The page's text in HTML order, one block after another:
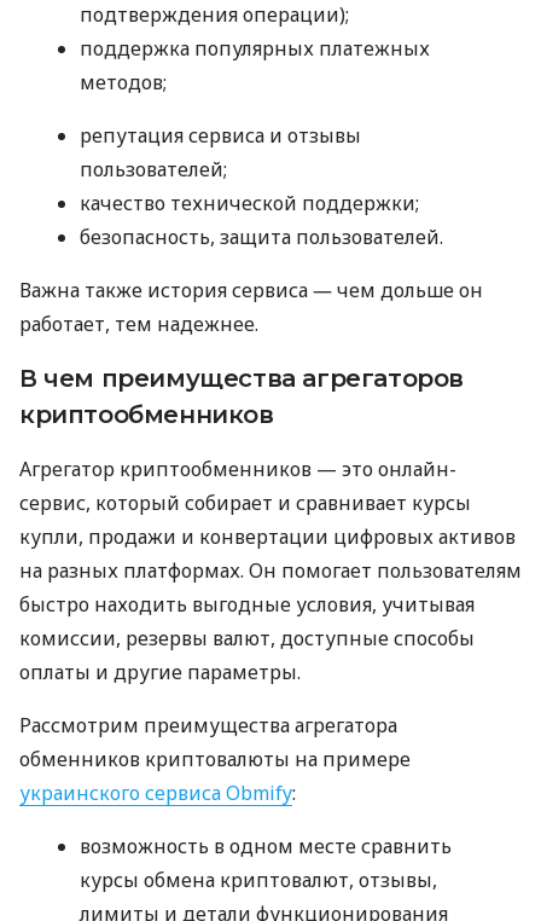
подтверждения операции);
поддержка популярных платежных
методов;
репутация сервиса и отзывы
пользователей;
качество технической поддержки;
безопасность, защита пользователей.
Важна также история сервиса ― чем дольше он
работает, тем надежнее.
В чем преимущества агрегаторов
криптообменников
Агрегатор криптообменников — это онлайн-
сервис, который собирает и сравнивает курсы
купли, продажи и конвертации цифровых активов
на разных платформах. Он помогает пользователям
быстро находить выгодные условия, учитывая
комиссии, резервы валют, доступные способы
оплаты и другие параметры.
Рассмотрим преимущества агрегатора
обменников криптовалюты на примере
украинского сервиса Obmify:
возможность в одном месте сравнить
курсы обмена криптовалют, отзывы,
лимиты и детали функционирования